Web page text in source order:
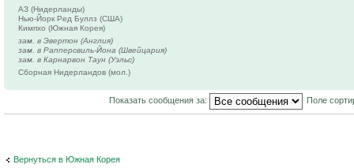
АЗ (Нидерланды)
Нью-Йорк Ред Буллз (США)
Кимпхо (Южная Корея)
зам. в Эвертон (Англия)
зам. в Рапперсвиль-Йона (Швейцария)
зам. в Карнарвон Таун (Уэльс)
Сборная Нидерландов (мол.)
Показать сообщения за: Поле
Вернуться в Южная Корея